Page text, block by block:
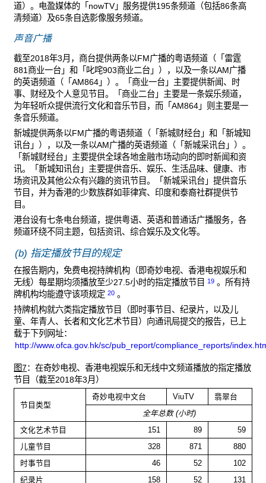
道）。电盈媒体的「nowTV」服务提供195条频道（包括86条高
清频道）及65条自选影像服务频道。
声音广播
截至2018年3月，商台提供两条以FM广播的粤语频道（「雷霆
881商业一台」和「叱咤903商业二台」），以及一条以AM广播
的英语频道（「AM864」）。「商业一台」主要提供新闻、时
事、财经及个人意见节目。「商业二台」主要是一条娱乐频道，
为年轻听众提供流行文化和音乐节目，而「AM864」则主要是一
条音乐频道。
新城提供两条以FM广播的粤语频道（「新城财经台」和「新城知
讯台」），以及一条以AM广播的英语频道（「新城采讯台」）。
「新城财经台」主要提供全球各地金融市场动向的即时新闻和资
讯。「新城知讯台」主要提供音乐、娱乐、生活品味、健康、市
场资讯及其他公众有兴趣的资讯节目。「新城采讯台」提供音乐
节目，并为香港的少数族群如菲律宾、印度和泰裔社群提供节
目。
港台设有七条电台频道，提供粤语、英语和普通话广播服务，各
频道环绕不同主题，包括资讯、综合娱乐及文化等。
(b) 指定播放节目的规定
在报告期内，免费电视持牌机构（即奇妙电视、香港电视娱乐和
无线）每星期均须播放至少27.5小时的指定播放节目
19 。所有持
牌机构均能遵守该项规定 20 。
持牌机构就六类指定播放节目（即时事节目、纪录片，以及儿
童、年青人、长者和文化艺术节目）向通讯局提交的报告，已上
载于下列网址：
http://www.ofca.gov.hk/sc/pub_report/compliance_reports/
图7：在奇妙电视、香港电视娱乐和无线中文频道播放的指定播放
节目（截至2018年3月）
节目类型
奇妙电视中文台 ViuTV
翡翠台
全年总数 (小时)
文化艺术节目
151 89
59
儿童节目
328 871
880
时事节目
46 52
102
纪录片
158 52 131